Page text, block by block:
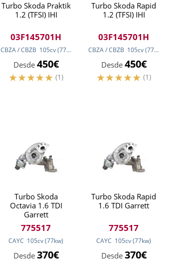
Turbo Skoda Praktik
1.2 (TFSI) IHI
03F145701H
CBZA / CBZB 105cv(77kw
Desde 450€
(1)
Turbo Skoda Rapid
1.2 (TFSI) IHI
03F145701H
CBZA / CBZB 105cv(77kw
Desde 450€
(1)
Turbo Skoda
Octavia 1.6 TDI
Garrett
775517
CAYC 105cv(77kw)
Desde 370€
Turbo Skoda Rapid
1.6 TDI Garrett
775517
CAYC 105cv(77kw)
Desde 370€